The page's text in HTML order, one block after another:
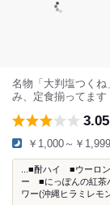
名物「大判塩つく
み、定食揃ってます
3.05
￥1,000～￥1,999
...■酎ハイ ■ウーロ
ー ■にっぽんの紅
ワー(沖縄ヒラミレ